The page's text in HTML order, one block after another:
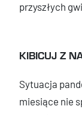
przyszłych
KIBICUJ Z
Sytuacja
miesiące nie